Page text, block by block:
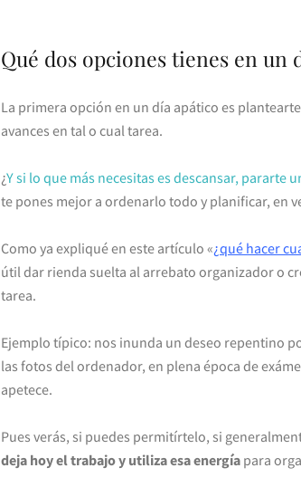
Qué dos opciones tienes en un
La primera opción en un día apático es plantearte
avances en tal o cual tarea.
¿Y si lo que más necesitas es descansar, pararte
te pones mejor a ordenarlo todo y planificar, en
Como ya expliqué en este artículo «¿qué hacer
útil dar rienda suelta al arrebato organizador o
tarea.
Ejemplo típico: nos inunda un deseo repentino
las fotos del ordenador, en plena época de
apetece.
Pues verás, si puedes permitírtelo, si
deja hoy el trabajo y utiliza esa energía para